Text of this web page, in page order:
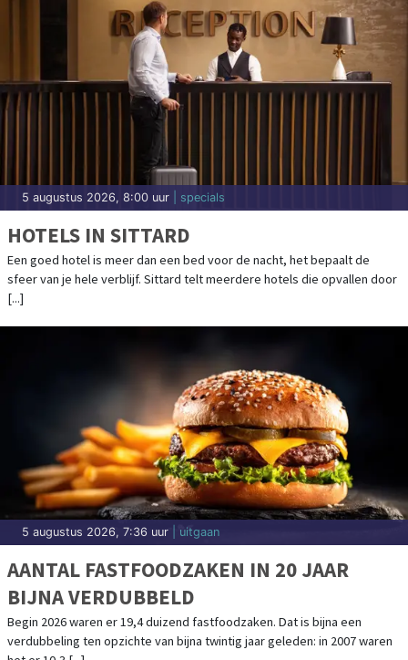
5 augustus 2026, 8:00 uur | specials
HOTELS IN SITTARD
Een goed hotel is meer dan een bed voor de nacht, het bepaalt de
sfeer van je hele verblijf. Sittard telt meerdere hotels die opvallen door
[...]
5 augustus 2026, 7:36 uur | uitgaan
AANTAL FASTFOODZAKEN IN 20 JAAR
BIJNA VERDUBBELD
Begin 2026 waren er 19,4 duizend fastfoodzaken. Dat is bijna een
verdubbeling ten opzichte van bijna twintig jaar geleden: in 2007 waren